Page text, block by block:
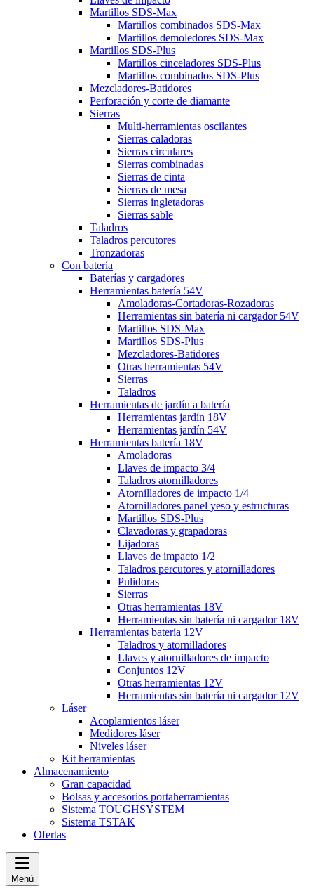
Martillos SDS-Max
Martillos combinados SDS-Max
Martillos demoledores SDS-Max
Martillos SDS-Plus
Martillos cinceladores SDS-Plus
Martillos combinados SDS-Plus
Mezcladores-Batidores
Perforación y corte de diamante
Sierras
Multi-herramientas oscilantes
Sierras caladoras
Sierras circulares
Sierras combinadas
Sierras de cinta
Sierras de mesa
Sierras ingletadoras
Sierras sable
Taladros
Taladros percutores
Tronzadoras
Con batería
Baterías y cargadores
Herramientas batería 54V
Amoladoras-Cortadoras-Rozadoras
Herramientas sin batería ni cargador 54V
Martillos SDS-Max
Martillos SDS-Plus
Mezcladores-Batidores
Otras herramientas 54V
Sierras
Taladros
Herramientas de jardín a batería
Herramientas jardín 18V
Herramientas jardín 54V
Herramientas batería 18V
Amoladoras
Llaves de impacto 3/4
Taladros atornilladores
Atornilladores de impacto 1/4
Atornilladores panel yeso y estructuras
Martillos SDS-Plus
Clavadoras y grapadoras
Lijadoras
Llaves de impacto 1/2
Taladros percutores y atornilladores
Pulidoras
Sierras
Otras herramientas 18V
Herramientas sin batería ni cargador 18V
Herramientas batería 12V
Taladros y atornilladores
Llaves y atornilladores de impacto
Conjuntos 12V
Otras herramientas 12V
Herramientas sin batería ni cargador 12V
Láser
Acoplamientos láser
Medidores láser
Niveles láser
Kit herramientas
Almacenamiento
Gran capacidad
Bolsas y accesorios portaherramientas
Sistema TOUGHSYSTEM
Sistema TSTAK
Ofertas
Menú